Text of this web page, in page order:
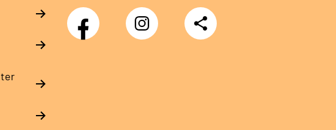
Facebook
Klinik
Sonnenblick
Instagram
Klinik
Sonnenblick
Teilen